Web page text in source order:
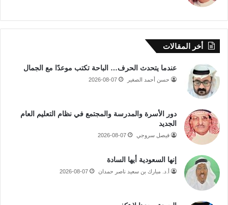
أخر المقالات
عندما يتحدث الحرف… الباحة تكتب موعدًا مع الجمال
حسن أحمد الصغير 2026-08-07
دور الأسرة والمدرسة والمجتمع في نظام التعليم العام
الجديد
فيصل سروجي 2026-08-07
إنها السعودية أيها السادة
أ.د. مبارك بن سعيد ناصر حمدان 2026-08-07